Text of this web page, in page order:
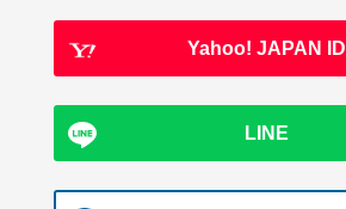
Yahoo! JAPAN ID
LINE